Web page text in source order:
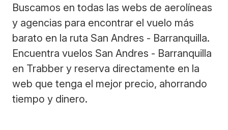
Buscamos en todas las webs de aerolíneas
y agencias para encontrar el vuelo más
barato en la ruta San Andres - Barranquilla.
Encuentra vuelos San Andres - Barranquilla
en Trabber y reserva directamente en la
web que tenga el mejor precio, ahorrando
tiempo y dinero.